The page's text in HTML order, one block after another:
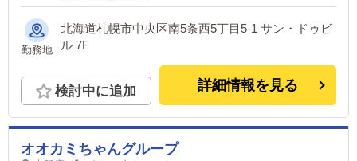
勤務地
北海道札幌市中央区南5条西5丁目5-1 サン・ドゥビ
ル 7F
検討中に追加 詳細情報を見る
オオカミちゃんグループ